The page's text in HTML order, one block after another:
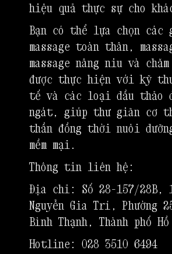
hiệu quả thực sự cho
Bạn có thể lựa chọn các
massage toàn thân,
massage nâng niu và
được thực hiện với kỹ
tế và các loại dầu thảo
ngát, giúp thư giãn cơ
thần đồng thời nuôi
mềm mại.
Thông tin liên hệ:
Địa chỉ: Số 28-157/28B,
Nguyễn Gia Trí, Phường
Bình Thạnh, Thành phố
Hotline: 028 3510 6494